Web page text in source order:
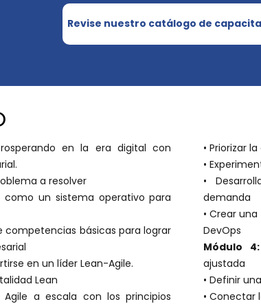
Revise nuestro catálogo de
en la era digital con
a resolver
como un sistema operativo para
competencias básicas para lograr
en un líder Lean-Agile.
Lean
Agile a escala con los principios
• Priorizar
•
•
demanda
• Crear
DevOps
Módulo 4:
ajustada
• Definir
• Conectar